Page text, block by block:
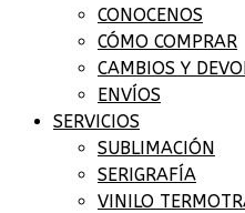
CONOCENOS
CÓMO COMPRAR
CAMBIOS Y
ENVÍOS
SERVICIOS
SUBLIMACIÓN
SERIGRAFÍA
VINILO